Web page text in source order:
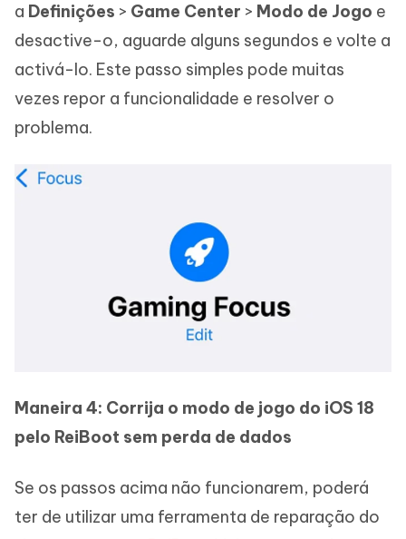
a Definições > Game Center > Modo de Jogo e
desactive-o, aguarde alguns segundos e volte a
activá-lo. Este passo simples pode muitas
vezes repor a funcionalidade e resolver o
problema.
Maneira 4: Corrija o modo de jogo do iOS 18
pelo ReiBoot sem perda de dados
Se os passos acima não funcionarem, poderá
ter de utilizar uma ferramenta de reparação do